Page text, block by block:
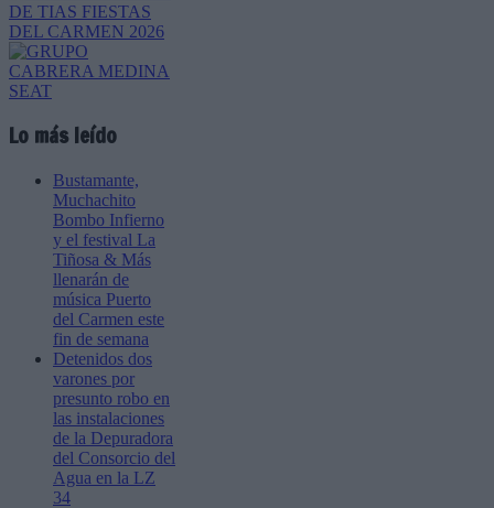
Lo más leído
Bustamante,
Muchachito
Bombo Infierno
y el festival La
Tiñosa & Más
llenarán de
música Puerto
del Carmen este
fin de semana
Detenidos dos
varones por
presunto robo en
las instalaciones
de la Depuradora
del Consorcio del
Agua en la LZ
34